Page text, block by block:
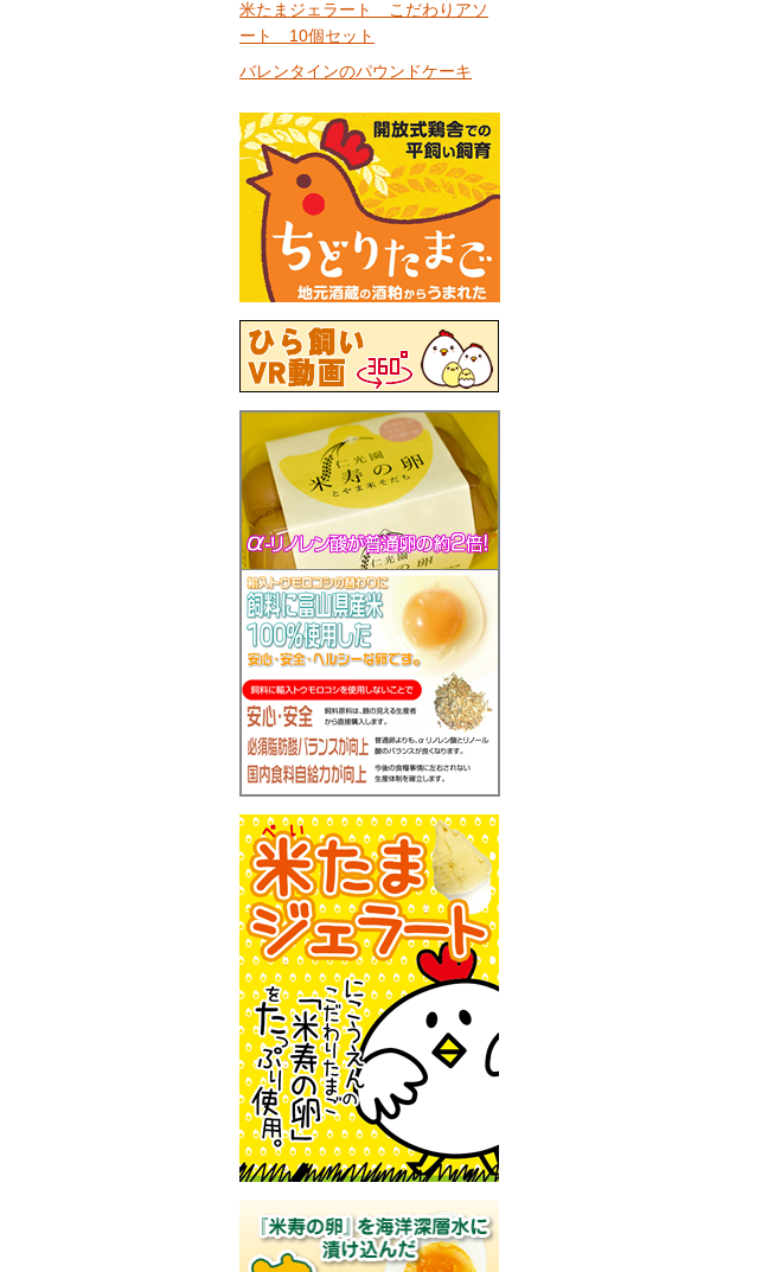
米たまジェラート こだわりアソ
ート 10個セット
バレンタインのパウンドケーキ